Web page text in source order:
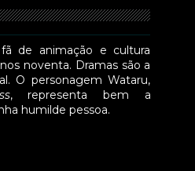
de animação e cultura
noventa. Dramas são a
O personagem Wataru,
, representa bem a
humilde pessoa.